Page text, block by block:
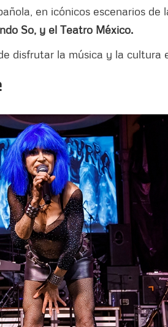
en icónicos escenarios de
So, y el Teatro México.
disfrutar la música y la cultura